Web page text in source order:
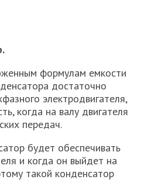
формулам емкости
достаточно
электродвигателя,
когда на валу двигателя
передач.
будет обеспечивать
и когда он выйдет на
такой конденсатор